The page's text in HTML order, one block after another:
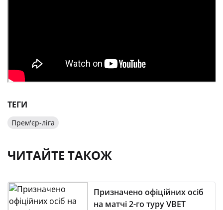
ТЕГИ
Прем'єр-ліга
ЧИТАЙТЕ ТАКОЖ
Призначено офіційних осіб
на матчі 2-го туру VBET